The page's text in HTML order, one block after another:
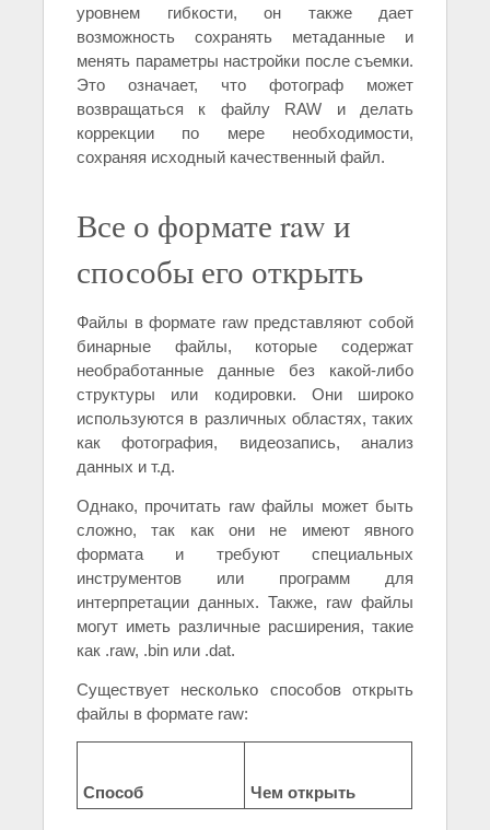
уровнем гибкости, он также дает
возможность сохранять метаданные и
менять параметры настройки после съемки.
Это означает, что фотограф может
возвращаться к файлу RAW и делать
коррекции по мере необходимости,
сохраняя исходный качественный файл.
Все о формате raw и
способы его открыть
Файлы в формате raw представляют собой
бинарные файлы, которые содержат
необработанные данные без какой-либо
структуры или кодировки. Они широко
используются в различных областях, таких
как фотография, видеозапись, анализ
данных и т.д.
Однако, прочитать raw файлы может быть
сложно, так как они не имеют явного
формата и требуют специальных
инструментов или программ для
интерпретации данных. Также, raw файлы
могут иметь различные расширения, такие
как .raw, .bin или .dat.
Существует несколько способов открыть
файлы в формате raw:
Способ Чем открыть